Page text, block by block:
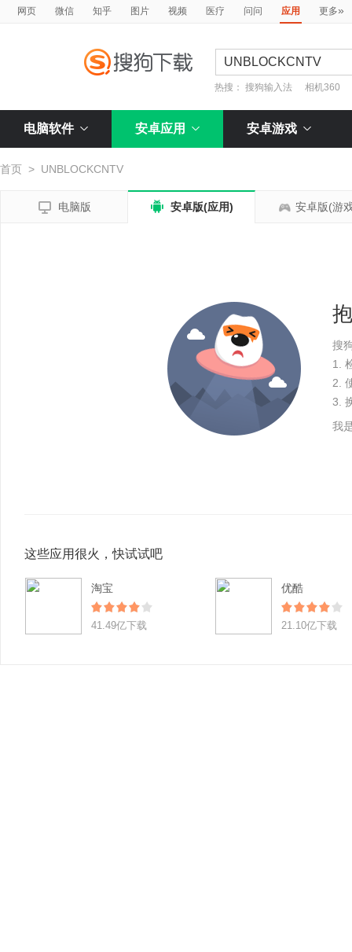
网页 微信 知乎 图片 视频 医疗 问问 应用 更多»
热搜：搜狗输入法 相机360
电脑软件 安卓应用 安卓游戏
首页 > UNBLOCKCNTV
 电脑版  安卓版(应用) 安卓版(游
搜
1.
2.
3.
我
这些应用很火，快试试吧
淘宝
41.49亿下载
优酷
21.10亿下载